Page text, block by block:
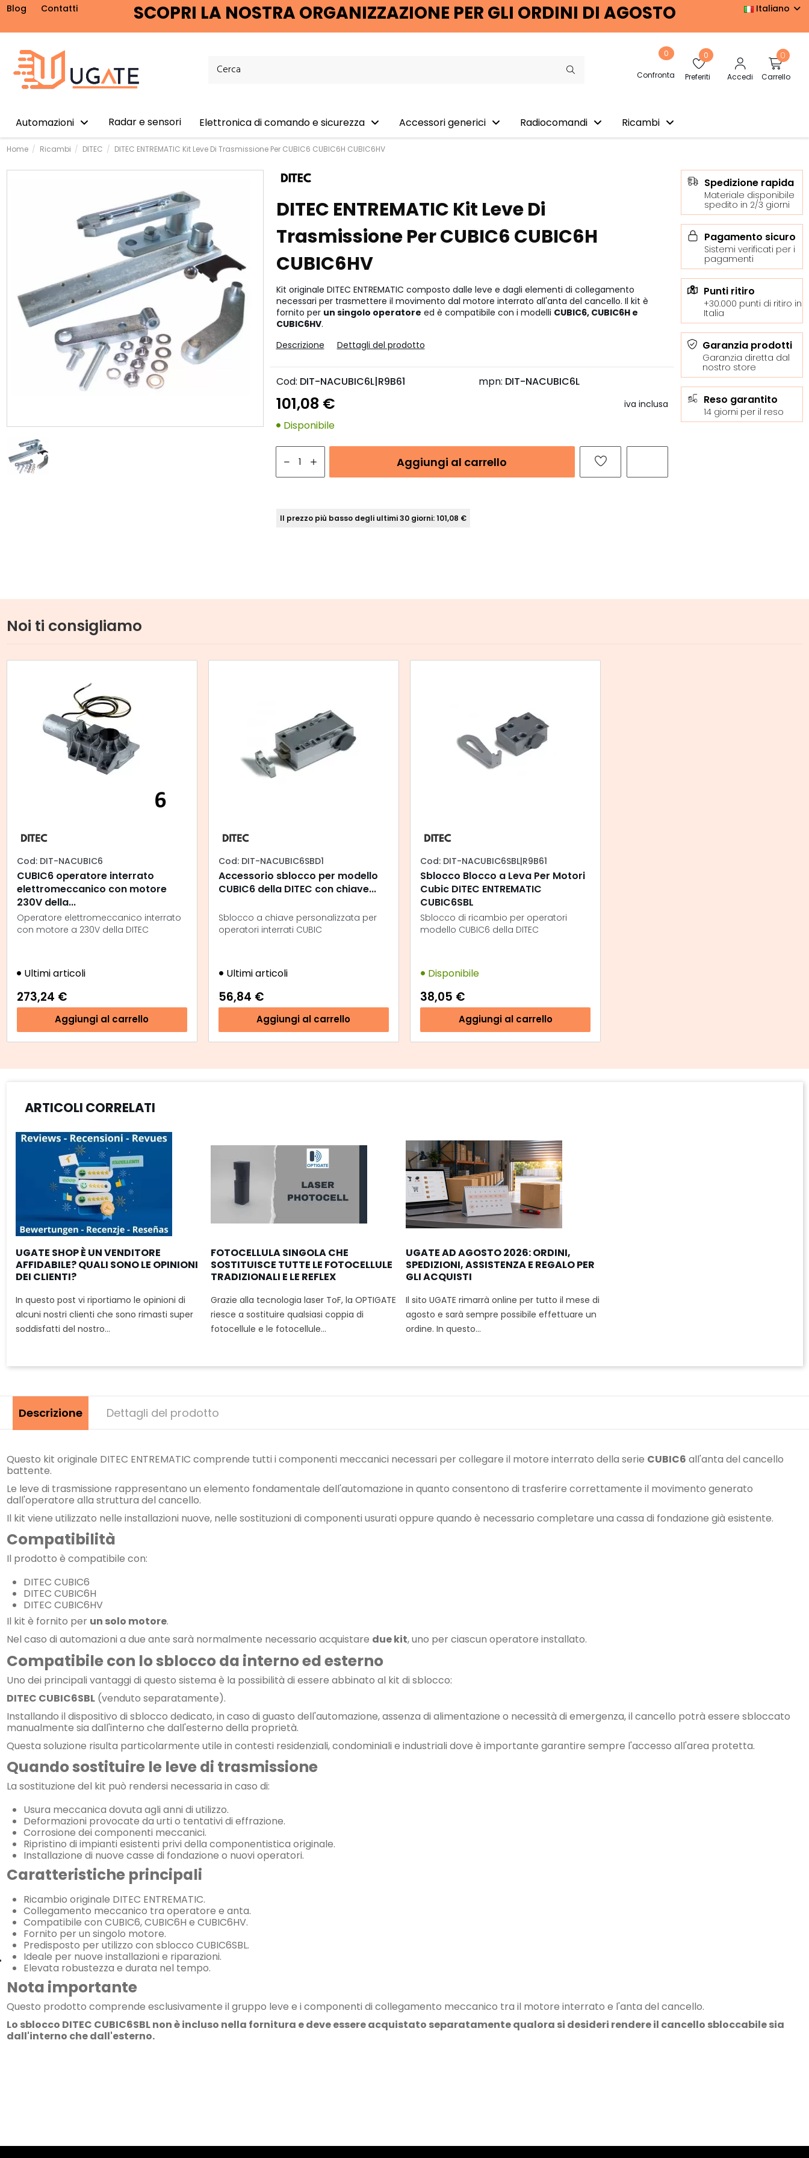
Blog Contatti SCOPRI LA NOSTRA ORGANIZZAZIONE PER GLI ORDINI DI AGOSTO Italiano
Confronta
0
Preferiti
0
Accedi
0
Carrello
Automazioni Radar e sensori Elettronica di comando e sicurezza Accessori generici Radiocomandi Ricambi
Home Ricambi DITEC DITEC ENTREMATIC Kit Leve Di Trasmissione Per CUBIC6 CUBIC6H CUBIC6HV
DITEC ENTREMATIC Kit Leve Di
Trasmissione Per CUBIC6 CUBIC6H
CUBIC6HV
Kit originale DITEC ENTREMATIC composto dalle leve e dagli elementi di collegamento
necessari per trasmettere il movimento dal motore interrato all'anta del cancello. Il kit è
fornito per un singolo operatore ed è compatibile con i modelli CUBIC6, CUBIC6H e
CUBIC6HV.
Descrizione
Dettagli del prodotto
Cod: DIT-NACUBIC6L|R9B61 mpn: DIT-NACUBIC6L
101,08 € iva inclusa
Disponibile
Aggiungi al carrello
Il prezzo più basso degli ultimi 30 giorni: 101,08 €
Spedizione rapida
Materiale disponibile
spedito in 2/3 giorni
Pagamento sicuro
Sistemi verificati per i
pagamenti
Punti ritiro
+30.000 punti di ritiro in
Italia
Garanzia prodotti
Garanzia diretta dal
nostro store
Reso garantito
14 giorni per il reso
Noi ti consigliamo
Cod: DIT-NACUBIC6
CUBIC6 operatore interrato
elettromeccanico con motore
230V della...
Operatore elettromeccanico interrato
con motore a 230V della DITEC
Ultimi articoli
273,24 €
Aggiungi al carrello
Cod: DIT-NACUBIC6SBD1
Accessorio sblocco per modello
CUBIC6 della DITEC con chiave...
Sblocco a chiave personalizzata per
operatori interrati CUBIC
Ultimi articoli
56,84 €
Aggiungi al carrello
Cod: DIT-NACUBIC6SBL|R9B61
Sblocco Blocco a Leva Per Motori
Cubic DITEC ENTREMATIC
CUBIC6SBL
Sblocco di ricambio per operatori
modello CUBIC6 della DITEC
Disponibile
38,05 €
Aggiungi al carrello
ARTICOLI CORRELATI
UGATE SHOP È UN VENDITORE
AFFIDABILE? QUALI SONO LE OPINIONI
DEI CLIENTI?
In questo post vi riportiamo le opinioni di
alcuni nostri clienti che sono rimasti super
soddisfatti del nostro...
FOTOCELLULA SINGOLA CHE
SOSTITUISCE TUTTE LE FOTOCELLULE
TRADIZIONALI E LE REFLEX
Grazie alla tecnologia laser ToF, la OPTIGATE
riesce a sostituire qualsiasi coppia di
fotocellule e le fotocellule...
UGATE AD AGOSTO 2026: ORDINI,
SPEDIZIONI, ASSISTENZA E REGALO PER
GLI ACQUISTI
Il sito UGATE rimarrà online per tutto il mese di
agosto e sarà sempre possibile effettuare un
ordine. In questo...
Descrizione Dettagli del prodotto
Questo kit originale DITEC ENTREMATIC comprende tutti i componenti meccanici necessari per collegare il motore interrato della serie CUBIC6 all'anta del cancello
battente.
Le leve di trasmissione rappresentano un elemento fondamentale dell'automazione in quanto consentono di trasferire correttamente il movimento generato
dall'operatore alla struttura del cancello.
Il kit viene utilizzato nelle installazioni nuove, nelle sostituzioni di componenti usurati oppure quando è necessario completare una cassa di fondazione già esistente.
Compatibilità
Il prodotto è compatibile con:
DITEC CUBIC6
DITEC CUBIC6H
DITEC CUBIC6HV
Il kit è fornito per un solo motore.
Nel caso di automazioni a due ante sarà normalmente necessario acquistare due kit, uno per ciascun operatore installato.
Compatibile con lo sblocco da interno ed esterno
Uno dei principali vantaggi di questo sistema è la possibilità di essere abbinato al kit di sblocco:
DITEC CUBIC6SBL(venduto separatamente).
Installando il dispositivo di sblocco dedicato, in caso di guasto dell'automazione, assenza di alimentazione o necessità di emergenza, il cancello potrà essere sbloccato
manualmente sia dall'interno che dall'esterno della proprietà.
Questa soluzione risulta particolarmente utile in contesti residenziali, condominiali e industriali dove è importante garantire sempre l'accesso all'area protetta.
Quando sostituire le leve di trasmissione
La sostituzione del kit può rendersi necessaria in caso di:
Usura meccanica dovuta agli anni di utilizzo.
Deformazioni provocate da urti o tentativi di effrazione.
Corrosione dei componenti meccanici.
Ripristino di impianti esistenti privi della componentistica originale.
Installazione di nuove casse di fondazione o nuovi operatori.
Caratteristiche principali
Ricambio originale DITEC ENTREMATIC.
Collegamento meccanico tra operatore e anta.
Compatibile con CUBIC6, CUBIC6H e CUBIC6HV.
Fornito per un singolo motore.
Predisposto per utilizzo con sblocco CUBIC6SBL.
Ideale per nuove installazioni e riparazioni.
Elevata robustezza e durata nel tempo.
Nota importante
Questo prodotto comprende esclusivamente il gruppo leve e i componenti di collegamento meccanico tra il motore interrato e l'anta del cancello.
Lo sblocco DITEC CUBIC6SBL non è incluso nella fornitura e deve essere acquistato separatamente qualora si desideri rendere il cancello sbloccabile sia
dall'interno che dall'esterno.